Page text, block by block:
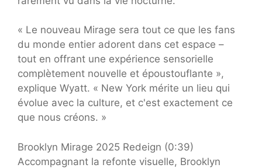
« Le nouveau Mirage sera tout ce que les fans
du monde entier adorent dans cet espace –
tout en offrant une expérience sensorielle
complètement nouvelle et époustouflante »,
explique Wyatt. « New York mérite un lieu qui
évolue avec la culture, et c'est exactement ce
que nous créons. »
Brooklyn Mirage 2025 Redeign (0:39)
Accompagnant la refonte visuelle, Brooklyn